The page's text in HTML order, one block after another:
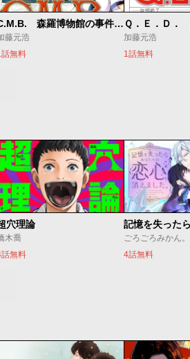
C.M.B. 森羅博物館の事件目録
藤元浩
話無料
Ｑ．Ｅ．Ｄ．
加藤元浩
1話無料
穴理論
木喬
無料
ごろごろみかん
4話無料